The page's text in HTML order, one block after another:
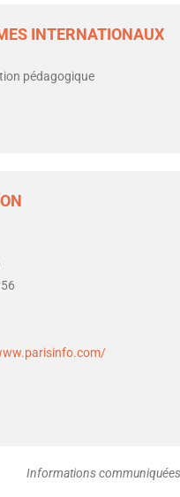
INTERNATIONAUX
pédagogique
Informations communiquées